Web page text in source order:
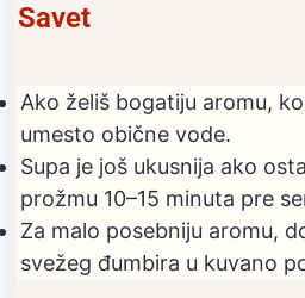
Savet
Ako želiš bogatiju aromu,
umesto obične vode.
Supa je još ukusnija ako
prožmu 10–15 minuta pre
Za malo posebniju aromu,
svežeg đumbira u kuvano